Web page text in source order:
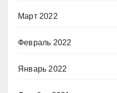
Март 2022
Февраль 2022
Январь 2022